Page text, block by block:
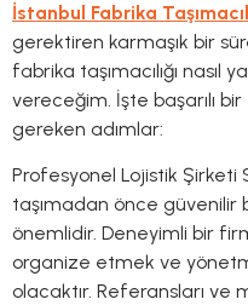
İstanbul Fabrika
gerektiren karmaşık bir
fabrika taşımacılığı nasıl
vereceğim. İşte başarılı
gereken adımlar:
Profesyonel Lojistik Şirketi
taşımadan önce güvenilir
önemlidir. Deneyimli bir
organize etmek ve
olacaktır. Referansları ve